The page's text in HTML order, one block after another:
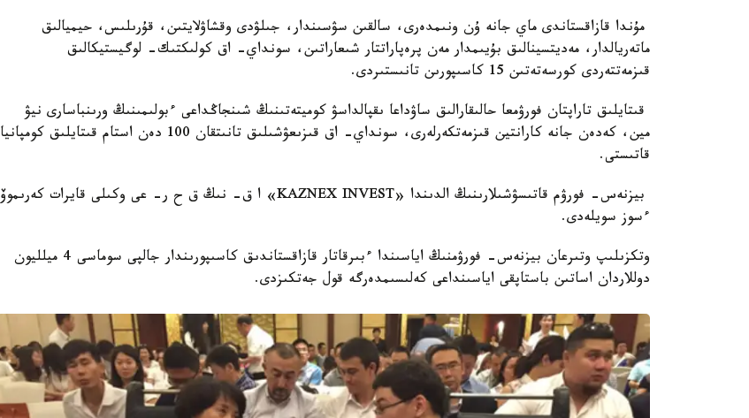
مۇندا قازاقستاندى ماي جانە ۇن ونىمدەرى، سالقىن سۋسىندار، جىلۋدى وقشاۋلايتىن، قۇرىلىس، حيميالىق
ماتەريالدار، مەديتسينالىق بۇيىمدار مەن پرەپاراتتار شىعاراتىن، سونداي- اق كولىكتىك- لوگيستيكالىق
قىزمەتتەردى كورسەتەتىن 15 كاسىپورىن تانىستىردى.
قىتايلىق تاراپتان فورۋمعا حالىقارالىق ساۋداعا ىقپالداسۋ كوميتەتىنىڭ شىنجاڭداعى ءبولىمىنىڭ ورىنباسارى نيۋ
مين، كەدەن جانە كارانتين قىزمەتكەرلەرى، سونداي- اق قىزىعۋشىلىق تانىتقان 100 دەن استام قىتايلىق كومپانيا
قاتىستى.
بيزنەس- فورۋم قاتىسۋشىلارىنىڭ الدىندا «KAZNEX INVEST» ا ق- نىڭ ق ح ر- عى وكىلى قايرات كەرىموۆ
ءسوز سويلەدى.
وتكزىلىپ وتىرعان بيزنەس- فورۋمنىڭ اياسىندا ءبىرقاتار قازاقستاندىق كاسىپورىندار جالپى سوماسى 4 ميلليون
دوللاردان اساتىن باستاپقى اياسىنداعى كەلىسىمدەرگە قول جەتكىزدى.